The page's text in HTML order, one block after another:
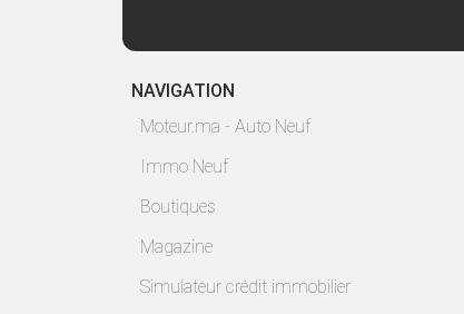
NAVIGATION
Moteur.ma - Auto Neuf
Immo Neuf
Boutiques
Magazine
Simulateur crédit immobilier